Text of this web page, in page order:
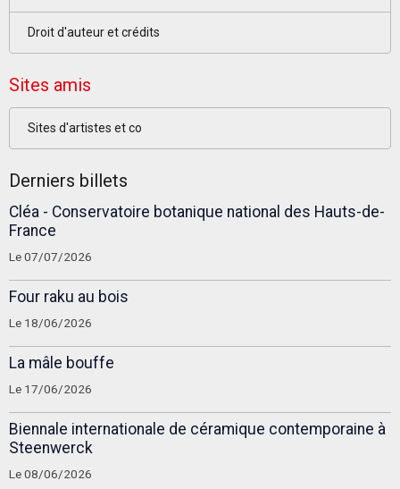
Droit d'auteur et crédits
Sites amis
Sites d'artistes et co
Derniers billets
Cléa - Conservatoire botanique national des Hauts-de-
France
Le 07/07/2026
Four raku au bois
Le 18/06/2026
La mâle bouffe
Le 17/06/2026
Biennale internationale de céramique contemporaine à
Steenwerck
Le 08/06/2026